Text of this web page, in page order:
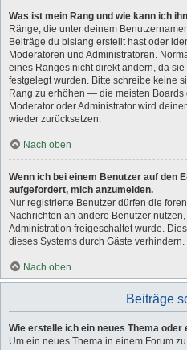
Was ist mein Rang und wie kann ich
Ränge, die unter deinem
Beiträge du bislang erstellt hast oder
Moderatoren und Administratoren.
eines Ranges nicht direkt ändern, da
festgelegt wurden. Bitte schreibe keine
Rang zu erhöhen — die meisten
Moderator oder Administrator wird
wieder zurücksetzen.
Nach oben
Wenn ich bei einem Benutzer auf den
aufgefordert, mich anzumelden.
Nur registrierte Benutzer dürfen die
Nachrichten an andere Benutzer
Administration freigeschaltet wurde.
dieses Systems durch Gäste verhindern.
Nach oben
Beiträge
Wie erstelle ich ein neues Thema oder
Um ein neues Thema in einem Forum